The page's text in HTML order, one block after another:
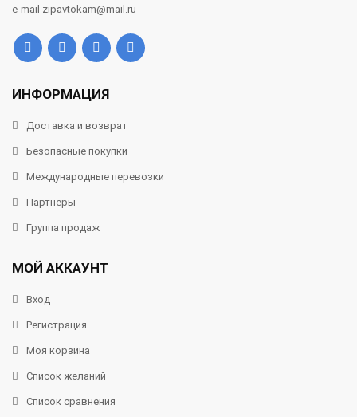
e-mail zipavtokam@mail.ru
ИНФОРМАЦИЯ
Доставка и возврат
Безопасные покупки
Международные перевозки
Партнеры
Группа продаж
МОЙ АККАУНТ
Вход
Регистрация
Моя корзина
Список желаний
Список сравнения